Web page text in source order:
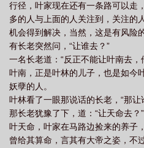
行径，叶家现在还有一条路可以走
多的人与上面的人关注到，关注的
机会得到解决，当然，这是有风险的
有长老突然问，“让谁去？”
一名长老道：“反正不能让叶南去
叶南，正是叶林的儿子，也是如今
妖孽的人。
叶林看了一眼那说话的长老，“那让
那长老犹豫了下，道：“让天命去？”
叶天命，叶家在马路边捡来的养子
曾给其算命，言其有大帝之姿，不